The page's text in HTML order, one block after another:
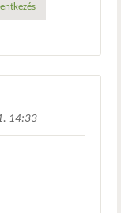
14:33